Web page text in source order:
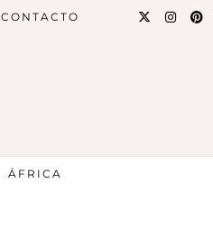
CONTACTO
ÁFRICA